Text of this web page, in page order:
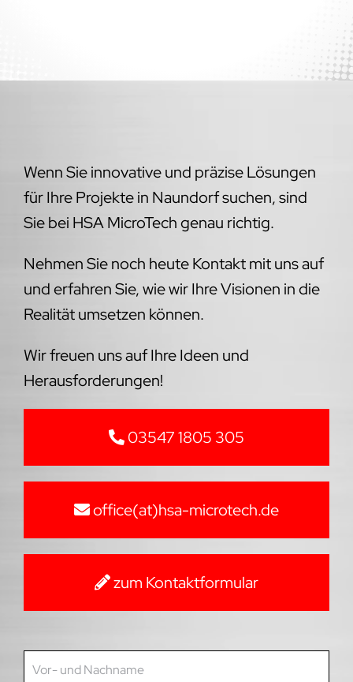
Wenn Sie innovative und präzise Lösungen
für Ihre Projekte in Naundorf suchen, sind
Sie bei HSA MicroTech genau richtig.
Nehmen Sie noch heute Kontakt mit uns auf
und erfahren Sie, wie wir Ihre Visionen in die
Realität umsetzen können.
Wir freuen uns auf Ihre Ideen und
Herausforderungen!
03547 1805 305
office(at)hsa-microtech.de
zum Kontaktformular